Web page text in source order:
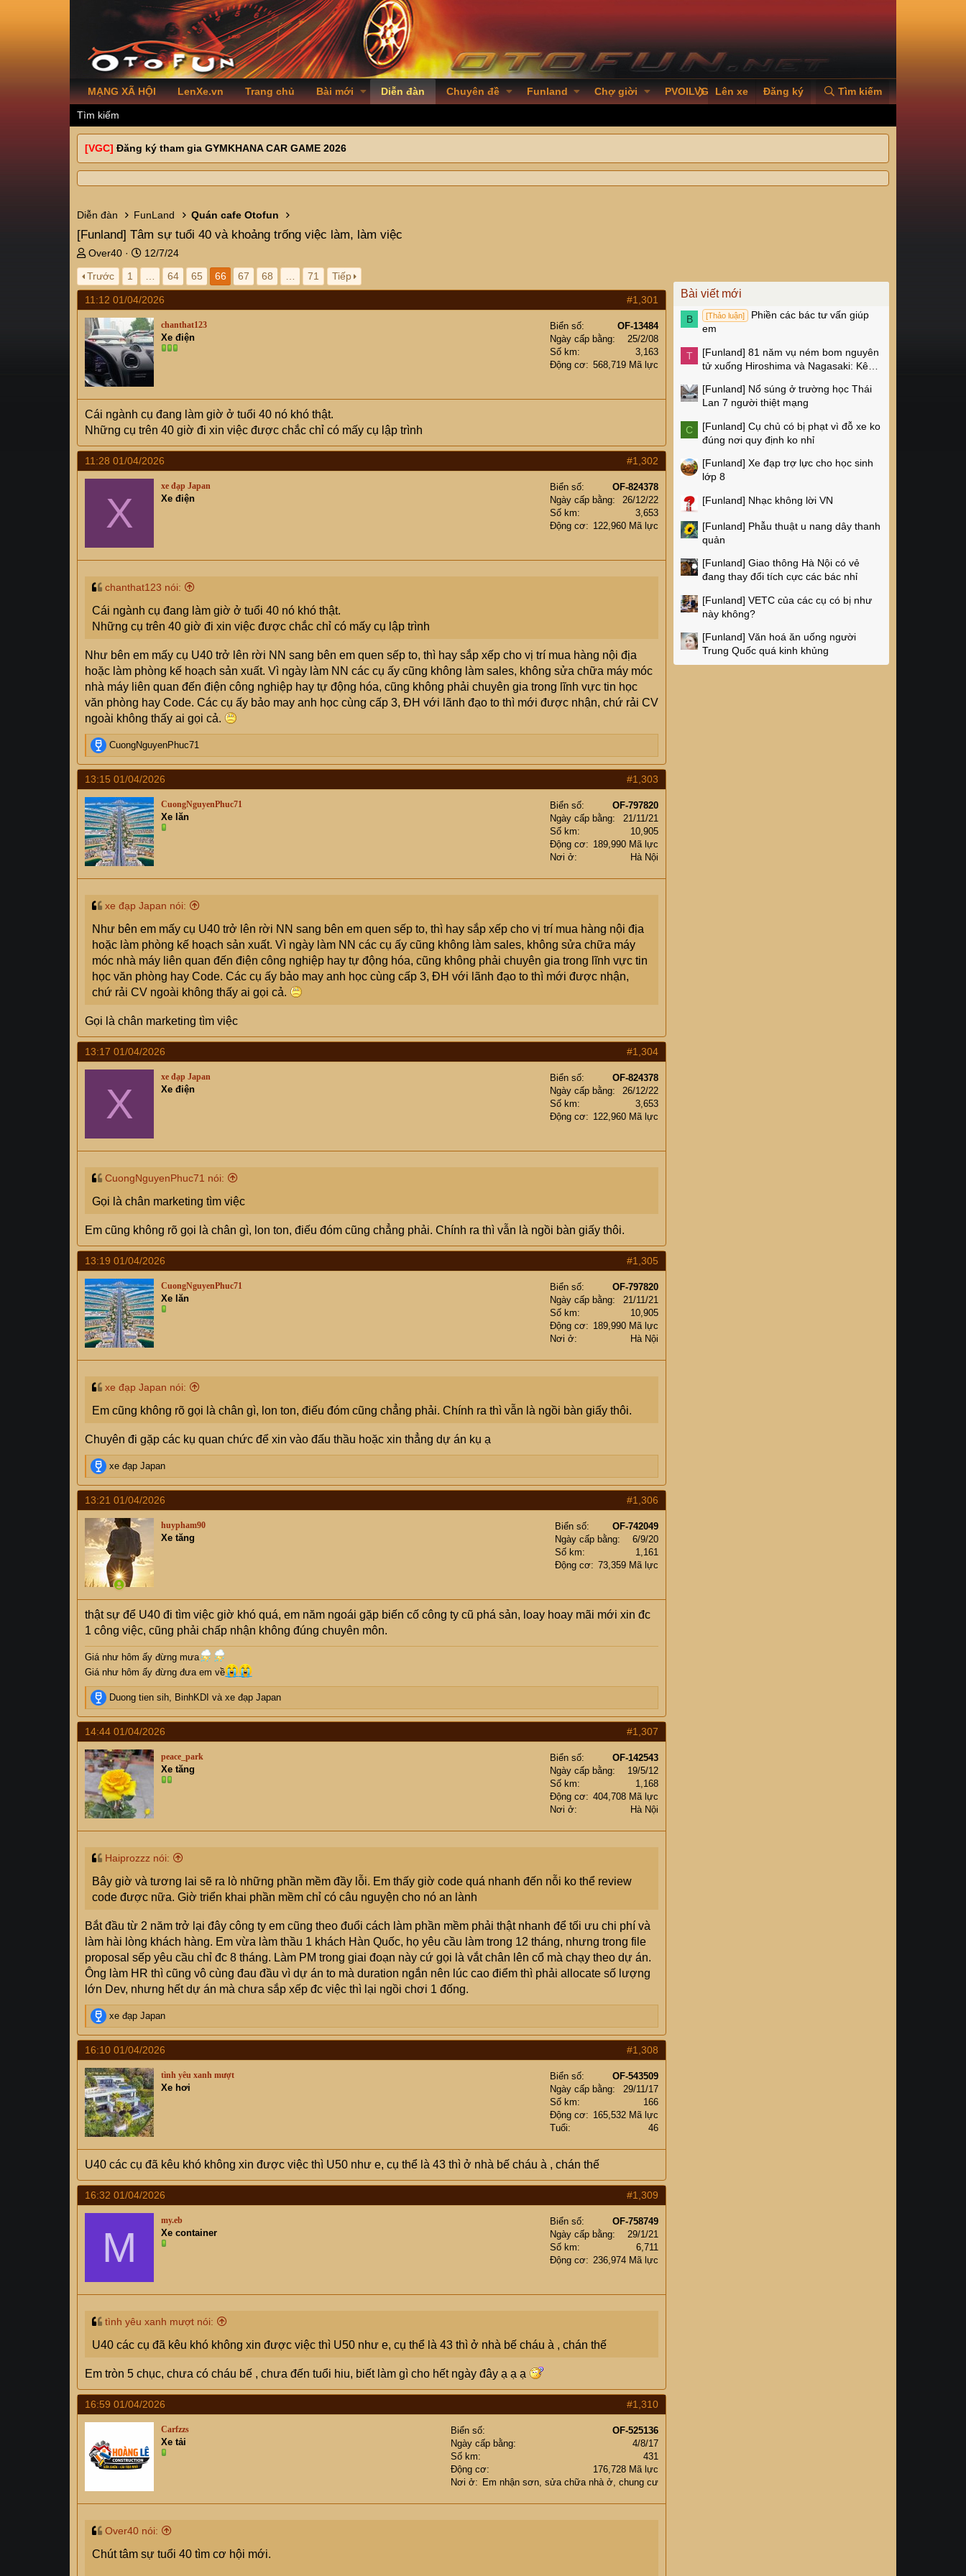
MẠNG XÃ HỘI LenXe.vn Trang chủ Bài mới Diễn đàn Chuyên đề Funland Chợ giời PVOILVGC2026
Lên xe Đăng ký Tìm kiếm
Tìm kiếm
[VGC] Đăng ký tham gia GYMKHANA CAR GAME 2026
Diễn đàn FunLand Quán cafe Otofun
[Funland] Tâm sự tuổi 40 và khoảng trống việc làm, làm việc
T
h
r
e
a
d
s
t
r
t
e
r
Over40
N
g
à
y
g
ử
i
12/7/24
Trước
1 64 65 66 67 68 71 Tiếp
11:12 01/04/2026 #1,301
chanthat123
Xe điện
Biển số
OF-13484
Ngày cấp bằng
25/2/08
Số km
3,163
Động cơ
568,719 Mã lực
Cái ngành cụ đang làm giờ ở tuổi 40 nó khó thật.
Những cụ trên 40 giờ đi xin việc được chắc chỉ có mấy cụ lập trình
11:28 01/04/2026 #1,302
X
xe đạp Japan
Xe điện
Biển số
OF-824378
Ngày cấp bằng
26/12/22
Số km
3,653
Động cơ
122,960 Mã lực
chanthat123 nói:
Cái ngành cụ đang làm giờ ở tuổi 40 nó khó thật.
Những cụ trên 40 giờ đi xin việc được chắc chỉ có mấy cụ lập trình
Như bên em mấy cụ U40 trở lên rời NN sang bên em quen sếp to, thì hay sắp xếp cho vị trí mua hàng nội địa
hoặc làm phòng kế hoạch sản xuất. Vì ngày làm NN các cụ ấy cũng không làm sales, không sửa chữa máy móc
nhà máy liên quan đến điện công nghiệp hay tự động hóa, cũng không phải chuyên gia trong lĩnh vực tin học
văn phòng hay Code. Các cụ ấy bảo may anh học cùng cấp 3, ĐH với lãnh đạo to thì mới được nhận, chứ rải CV
ngoài không thấy ai gọi cả.
R
e
a
c
t
i
o
n
s
:
CuongNguyenPhuc71
13:15 01/04/2026 #1,303
CuongNguyenPhuc71
Xe lăn
Biển số
OF-797820
Ngày cấp bằng
21/11/21
Số km
10,905
Động cơ
189,990 Mã lực
Nơi ở
Hà Nội
xe đạp Japan nói:
Như bên em mấy cụ U40 trở lên rời NN sang bên em quen sếp to, thì hay sắp xếp cho vị trí mua hàng nội địa
hoặc làm phòng kế hoạch sản xuất. Vì ngày làm NN các cụ ấy cũng không làm sales, không sửa chữa máy
móc nhà máy liên quan đến điện công nghiệp hay tự động hóa, cũng không phải chuyên gia trong lĩnh vực tin
học văn phòng hay Code. Các cụ ấy bảo may anh học cùng cấp 3, ĐH với lãnh đạo to thì mới được nhận,
chứ rải CV ngoài không thấy ai gọi cả.
Gọi là chân marketing tìm việc
13:17 01/04/2026 #1,304
X
xe đạp Japan
Xe điện
Biển số
OF-824378
Ngày cấp bằng
26/12/22
Số km
3,653
Động cơ
122,960 Mã lực
CuongNguyenPhuc71 nói:
Gọi là chân marketing tìm việc
Em cũng không rõ gọi là chân gì, lon ton, điếu đóm cũng chẳng phải. Chính ra thì vẫn là ngồi bàn giấy thôi.
13:19 01/04/2026 #1,305
CuongNguyenPhuc71
Xe lăn
Biển số
OF-797820
Ngày cấp bằng
21/11/21
Số km
10,905
Động cơ
189,990 Mã lực
Nơi ở
Hà Nội
xe đạp Japan nói:
Em cũng không rõ gọi là chân gì, lon ton, điếu đóm cũng chẳng phải. Chính ra thì vẫn là ngồi bàn giấy thôi.
Chuyên đi gặp các kụ quan chức để xin vào đấu thầu hoặc xin thẳng dự án kụ ạ
R
e
a
c
t
i
o
n
s
:
xe đạp Japan
13:21 01/04/2026 #1,306
huypham90
Xe tăng
Biển số
OF-742049
Ngày cấp bằng
6/9/20
Số km
1,161
Động cơ
73,359 Mã lực
thật sự để U40 đi tìm việc giờ khó quá, em năm ngoái gặp biến cố công ty cũ phá sản, loay hoay mãi mới xin đc
1 công việc, cũng phải chấp nhận không đúng chuyên môn.
Giá như hôm ấy đừng mưa
Giá như hôm ấy đừng đưa em về
R
e
a
c
t
i
o
n
s
:
Duong tien sih, BinhKDI và xe đạp Japan
14:44 01/04/2026 #1,307
peace_park
Xe tăng
Biển số
OF-142543
Ngày cấp bằng
19/5/12
Số km
1,168
Động cơ
404,708 Mã lực
Nơi ở
Hà Nội
Haiprozzz nói:
Bây giờ và tương lai sẽ ra lò những phần mềm đầy lỗi. Em thấy giờ code quá nhanh đến nỗi ko thể review
code được nữa. Giờ triển khai phần mềm chỉ có câu nguyện cho nó an lành
Bắt đầu từ 2 năm trở lại đây công ty em cũng theo đuổi cách làm phần mềm phải thật nhanh để tối ưu chi phí và
làm hài lòng khách hàng. Em vừa làm thầu 1 khách Hàn Quốc, họ yêu cầu làm trong 12 tháng, nhưng trong file
proposal sếp yêu cầu chỉ đc 8 tháng. Làm PM trong giai đoạn này cứ gọi là vắt chân lên cổ mà chạy theo dự án.
Ông làm HR thì cũng vô cùng đau đầu vì dự án to mà duration ngắn nên lúc cao điểm thì phải allocate số lượng
lớn Dev, nhưng hết dự án mà chưa sắp xếp đc việc thì lại ngồi chơi 1 đống.
R
e
a
c
t
i
o
n
s
:
xe đạp Japan
16:10 01/04/2026 #1,308
tình yêu xanh mượt
Xe hơi
Biển số
OF-543509
Ngày cấp bằng
29/11/17
Số km
166
Động cơ
165,532 Mã lực
Tuổi
46
U40 các cụ đã kêu khó không xin được việc thì U50 như e, cụ thể là 43 thì ở nhà bế cháu à , chán thế
16:32 01/04/2026 #1,309
M
my.eb
Xe container
Biển số
OF-758749
Ngày cấp bằng
29/1/21
Số km
6,711
Động cơ
236,974 Mã lực
tình yêu xanh mượt nói:
U40 các cụ đã kêu khó không xin được việc thì U50 như e, cụ thể là 43 thì ở nhà bế cháu à , chán thế
Em tròn 5 chục, chưa có cháu bế , chưa đến tuổi hiu, biết làm gì cho hết ngày đây ạ ạ ạ
16:59 01/04/2026 #1,310
Carfzzs
Xe tải
Biển số
OF-525136
Ngày cấp bằng
4/8/17
Số km
431
Động cơ
176,728 Mã lực
Nơi ở
Em nhận sơn, sửa chữa nhà ở, chung cư
Over40 nói:
Chút tâm sự tuổi 40 tìm cơ hội mới.
Bài viết mới
B [Thảo luận]
Phiền các bác tư vấn giúp
em
T [Funland] 81 năm vụ ném bom nguyên
tử xuống Hiroshima và Nagasaki: Kêu
[Funland] Nổ súng ở trường học Thái
Lan 7 người thiệt mạng
C [Funland] Cụ chủ có bị phạt vì đỗ xe ko
đúng nơi quy định ko nhỉ
[Funland] Xe đạp trợ lực cho học sinh
lớp 8
[Funland] Nhạc không lời VN
[Funland] Phẫu thuật u nang dây thanh
quản
[Funland] Giao thông Hà Nội có vẻ
đang thay đổi tích cực các bác nhỉ
[Funland] VETC của các cụ có bị như
này không?
[Funland] Văn hoá ăn uống người
Trung Quốc quá kinh khủng